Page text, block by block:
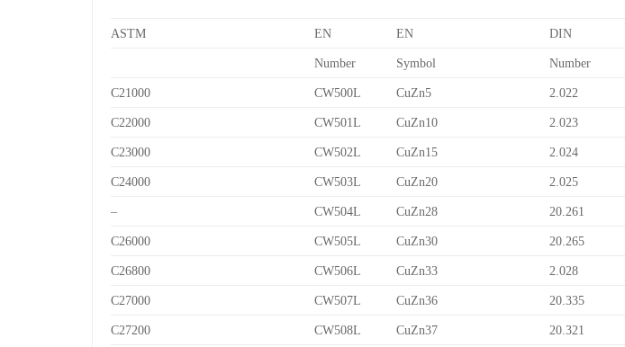
ASTM EN EN DIN
Number Symbol Number
C21000 CW500L CuZn5 2.022
C22000 CW501L CuZn10 2.023
C23000 CW502L CuZn15 2.024
C24000 CW503L CuZn20 2.025
– CW504L CuZn28 20.261
C26000 CW505L CuZn30 20.265
C26800 CW506L CuZn33 2.028
C27000 CW507L CuZn36 20.335
C27200 CW508L CuZn37 20.321